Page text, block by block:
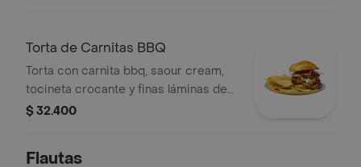
Torta de Carnitas BBQ
Torta con carnita bbq, saour cream,
tocineta crocante y finas láminas de
papa, acompañada de totopos.
$ 32.400
Flautas